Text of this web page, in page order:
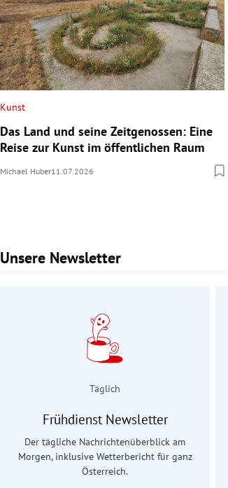
Kunst
Das Land und seine Zeitgenossen: Eine
Reise zur Kunst im öffentlichen Raum
Michael Huber11.07.2026
Unsere Newsletter
Slide 1 von 3
Täglich
Frühdienst Newsletter
Der tägliche Nachrichtenüberblick am
Morgen, inklusive Wetterbericht für ganz
Österreich.